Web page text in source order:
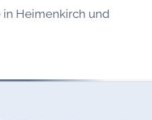
in Heimenkirch und